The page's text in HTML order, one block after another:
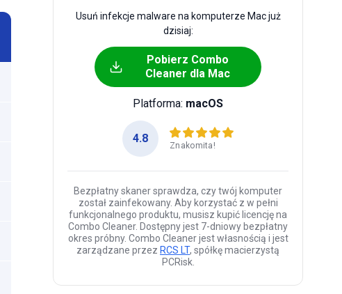
Usuń infekcje malware na komputerze Mac już
dzisiaj:
Pobierz Combo
Cleaner dla Mac
Platforma: macOS
4.8
Znakomita!
Bezpłatny skaner sprawdza, czy twój komputer
został zainfekowany. Aby korzystać z w pełni
funkcjonalnego produktu, musisz kupić licencję na
Combo Cleaner. Dostępny jest 7-dniowy bezpłatny
okres próbny. Combo Cleaner jest własnością i jest
zarządzane przez RCS LT, spółkę macierzystą
PCRisk.